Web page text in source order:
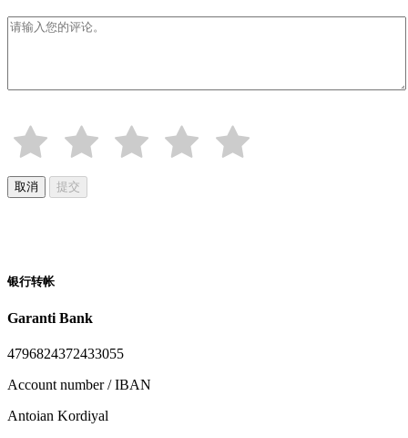
取消 提交
银行转帐
Garanti Bank
4796824372433055
Account number / IBAN
Antoian Kordiyal